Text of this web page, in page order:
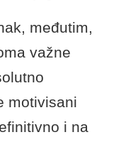
međutim,
važne
motivisani
i na